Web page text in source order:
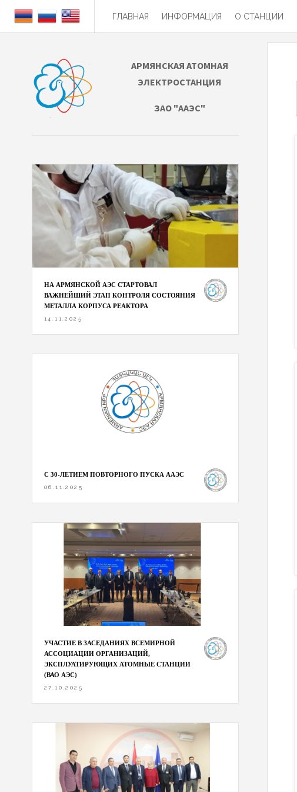
ГЛАВНАЯ ИНФОРМАЦИЯ О СТАНЦИИ
АРМЯНСКАЯ АТОМНАЯ
ЭЛЕКТРОСТАНЦИЯ
ЗАО "ААЭС"
НА АРМЯНСКОЙ АЭС СТАРТОВАЛ
ВАЖНЕЙШИЙ ЭТАП КОНТРОЛЯ СОСТОЯНИЯ
МЕТАЛЛА КОРПУСА РЕАКТОРА
14.11.2025
С 30-ЛЕТИЕМ ПОВТОРНОГО ПУСКА ААЭС
06.11.2025
УЧАСТИЕ В ЗАСЕДАНИЯХ ВСЕМИРНОЙ
АССОЦИАЦИИ ОРГАНИЗАЦИЙ,
ЭКСПЛУАТИРУЮЩИХ АТОМНЫЕ СТАНЦИИ
(ВАО АЭС)
27.10.2025